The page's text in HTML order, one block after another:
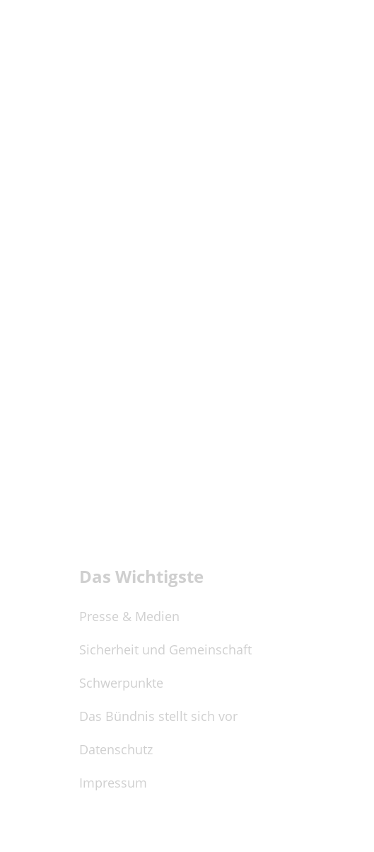
Das Wichtigste
Presse & Medien
Sicherheit und Gemeinschaft
Schwerpunkte
Das Bündnis stellt sich vor
Datenschutz
Impressum